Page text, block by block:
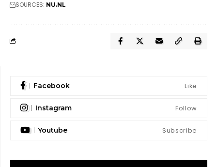
SOURCES: NU.NL
Facebook Like
Instagram Follow
Youtube Subscribe